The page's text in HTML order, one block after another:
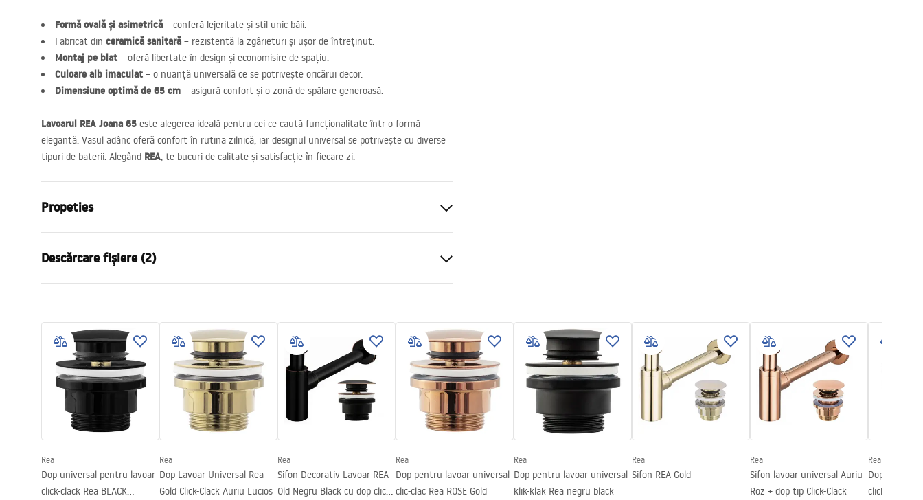
Formă ovală și asimetrică – conferă lejeritate și stil unic băii.
Fabricat din ceramică sanitară – rezistentă la zgârieturi și ușor de întreținut.
Montaj pe blat – oferă libertate în design și economisire de spațiu.
Culoare alb imaculat – o nuanță universală ce se potrivește oricărui decor.
Dimensiune optimă de 65 cm – asigură confort și o zonă de spălare generoasă.
Lavoarul REA Joana 65 este alegerea ideală pentru cei ce caută funcționalitate într-o formă
elegantă. Vasul adânc oferă confort în rutina zilnică, iar designul universal se potrivește cu diverse
tipuri de baterii. Alegând REA, te bucuri de calitate și satisfacție în fiecare zi.
Propeties
Material
Culoare
Alb
Lungime
Latime
mm
Inalime
120
mm
Adâncime
Formă
Preaplin
Da Nu
Orificiu pentru preaplin
Da Nu
Descărcare fișiere (2)
Basin.pdf
Warranty_Terms_and_Conditions_
Basins_-_5.pdf
Rea
Dop universal pentru lavoar
click-clack Rea BLACK
Rea
Dop Lavoar Universal Rea
Gold Click-Clack Auriu Lucios
Rea
Sifon Decorativ Lavoar REA
Old Negru Black cu dop click-
Rea
Dop pentru lavoar universal
clic-clac Rea ROSE Gold
Rea
Dop pentru lavoar universal
klik-klak Rea negru black
Rea
Sifon REA Gold
Rea
Sifon lavoar universal Auriu
Roz + dop tip Click-Clack
Rea
Dop pentru
click-clack